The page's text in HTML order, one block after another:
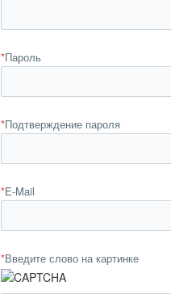
*Пароль
*Подтверждение пароля
*E-Mail
*Введите слово на картинке